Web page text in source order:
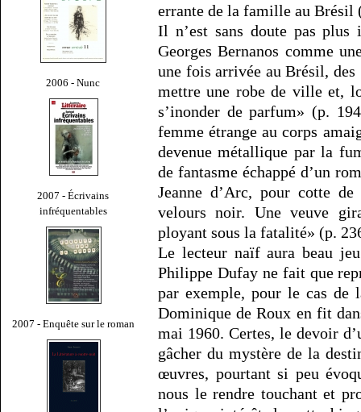
2006 - Nunc
2007 - Écrivains
infréquentables
2007 - Enquête sur le roman
errante de la famille au Brésil
Il n’est sans doute pas plus
Georges Bernanos comme
une fois arrivée au Brésil,
mettre une robe de ville et,
s’inonder de parfum» (p.
femme étrange au corps
devenue métallique par la
de fantasme échappé d’un
Jeanne d’Arc, pour cotte
velours noir. Une veuve
ployant sous la fatalité» (p.
Le lecteur naïf aura beau
Philippe Dufay ne fait que
par exemple, pour le cas de
Dominique de Roux en fit
mai 1960. Certes, le devoir
gâcher du mystère de la
œuvres, pourtant si peu
nous le rendre touchant et